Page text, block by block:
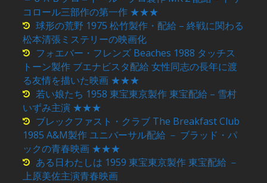
コロール三部作の第一作 ★★★
球形の荒野 1975 松竹製作・配給 – 終戦に関わる
松本清張ミステリーの映画化
フォエバー・フレンズ Beaches 1988 タッチス
トーン製作 ブエナビスタ配給 女性同志の長年に渡
る友情を描いた映画 ★★★
若い娘たち 1958 東宝東京製作 東宝配給 – 雪村
いずみ主演 ★★★
ブレックファスト・クラブ The Breakfast Club
1985 A&M製作 ユニバーサル配給 － ブラッド・パ
ックの青春映画 ★★★
ある日わたしは 1959 東宝東京製作 東宝配給 －
上原美佐主演青春映画